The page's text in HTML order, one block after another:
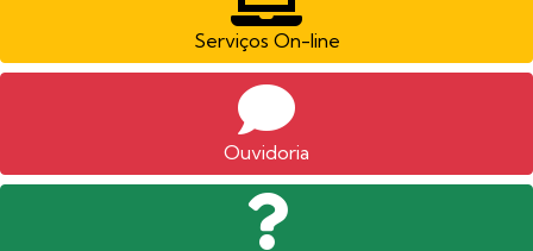
Serviços On-line
Ouvidoria